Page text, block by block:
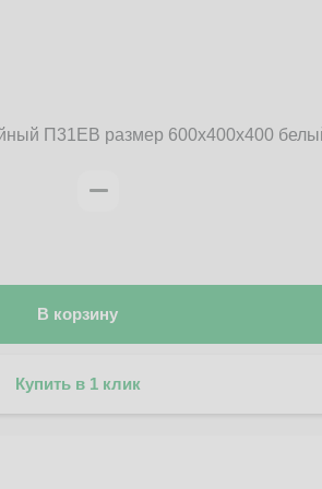
П31EB размер 600x400x400
В корзину
Купить в 1 клик